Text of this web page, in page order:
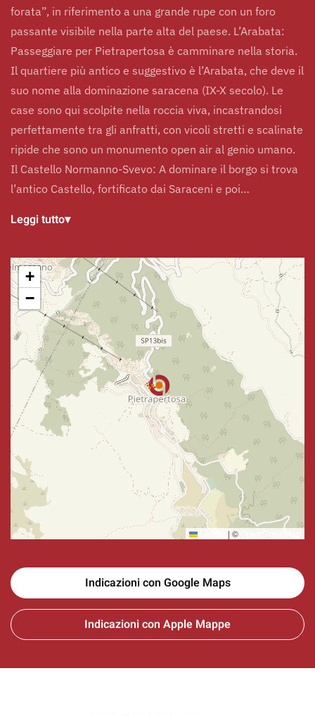
forata”, in riferimento a una grande rupe con un foro
passante visibile nella parte alta del paese. L’Arabata:
Passeggiare per Pietrapertosa è camminare nella storia.
Il quartiere più antico e suggestivo è l’Arabata, che deve il
suo nome alla dominazione saracena (IX-X secolo). Le
case sono qui scolpite nella roccia viva, incastrandosi
perfettamente tra gli anfratti, con vicoli stretti e scalinate
ripide che sono un monumento open air al genio umano.
Il Castello Normanno-Svevo: A dominare il borgo si trova
l’antico Castello, fortificato dai Saraceni e poi…
Leggi tutto▾
+
−
| ©
Indicazioni con Google Maps
Indicazioni con Apple Mappe